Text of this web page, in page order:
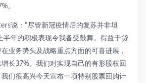
。
说：“尽管新冠疫情后的复苏并非坦
半年的积极表现令我备受鼓舞。得益于贷
业务势头及战略重点方面的可喜进展，
长37%。我们对实现自己的有形股权回
们很高兴今天宣布一项特别股票回购计